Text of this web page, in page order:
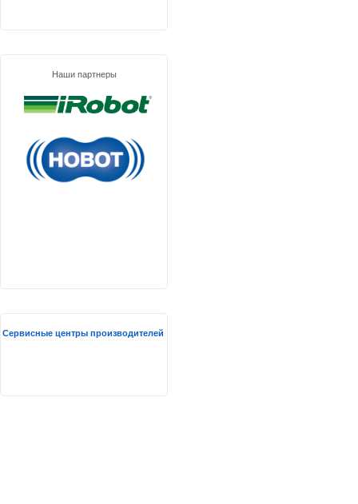
Наши партнеры
Сервисные центры производителей